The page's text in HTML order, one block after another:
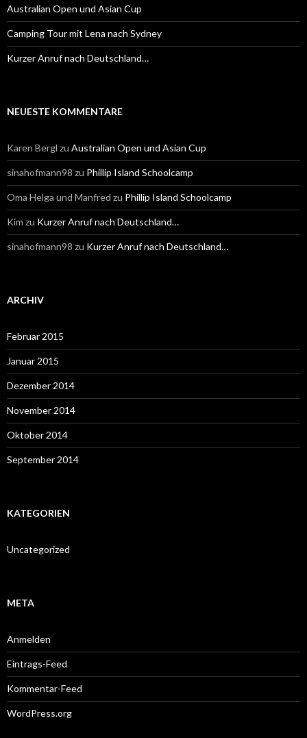
Australian Open und Asian Cup
Camping Tour mit Lena nach Sydney
Kurzer Anruf nach Deutschland…
NEUESTE KOMMENTARE
Karen Bergl zu Australian Open und Asian Cup
sinahofmann98 zu Phillip Island Schoolcamp
Oma Helga und Manfred zu Phillip Island Schoolcamp
Kim zu Kurzer Anruf nach Deutschland…
sinahofmann98 zu Kurzer Anruf nach Deutschland…
ARCHIV
Februar 2015
Januar 2015
Dezember 2014
November 2014
Oktober 2014
September 2014
KATEGORIEN
Uncategorized
META
Anmelden
Eintrags-Feed
Kommentar-Feed
WordPress.org